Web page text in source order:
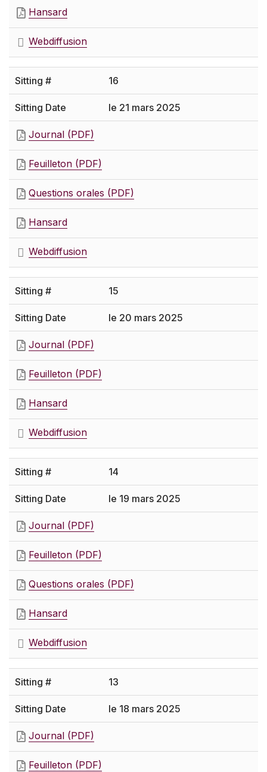
Hansard
Webdiffusion
16
le 21 mars 2025
Journal (PDF)
Feuilleton (PDF)
Questions orales (PDF)
Hansard
Webdiffusion
15
le 20 mars 2025
Journal (PDF)
Feuilleton (PDF)
Hansard
Webdiffusion
14
le 19 mars 2025
Journal (PDF)
Feuilleton (PDF)
Questions orales (PDF)
Hansard
Webdiffusion
13
le 18 mars 2025
Journal (PDF)
Feuilleton (PDF)